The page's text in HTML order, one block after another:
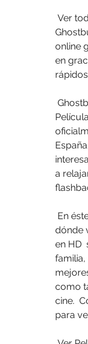
online
en
a
dónde
en HD
como
cine.
para